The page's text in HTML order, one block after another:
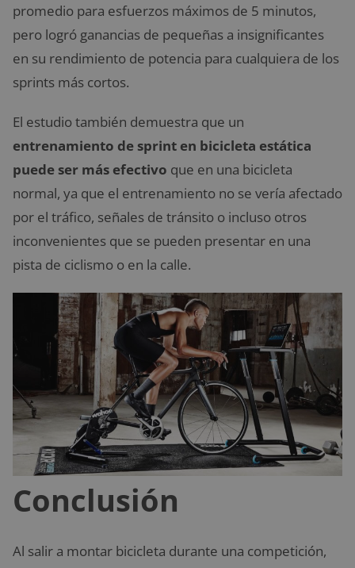
promedio para esfuerzos máximos de 5 minutos,
pero logró ganancias de pequeñas a insignificantes
en su rendimiento de potencia para cualquiera de los
sprints más cortos.
El estudio también demuestra que un
entrenamiento de sprint en bicicleta estática
puede ser más efectivo que en una bicicleta
normal, ya que el entrenamiento no se vería afectado
por el tráfico, señales de tránsito o incluso otros
inconvenientes que se pueden presentar en una
pista de ciclismo o en la calle.
Conclusión
Al salir a montar bicicleta durante una competición,